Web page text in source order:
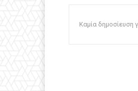
Καμία δημοσίευση